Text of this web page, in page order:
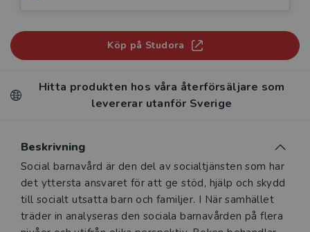
Köp på Studora
Hitta produkten hos våra återförsäljare som
levererar utanför Sverige
Beskrivning
Beskrivning
Social barnavård är den del av socialtjänsten som har
det yttersta ansvaret för att ge stöd, hjälp och skydd
till socialt utsatta barn och familjer. I När samhället
träder in analyseras den sociala barnavården på flera